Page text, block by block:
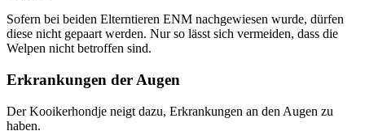
Sofern bei beiden Elterntieren ENM nachgewiesen wurde, dürfen
diese nicht gepaart werden. Nur so lässt sich vermeiden, dass die
Welpen nicht betroffen sind.
Erkrankungen der Augen
Der Kooikerhondje neigt dazu, Erkrankungen an den Augen zu
haben.